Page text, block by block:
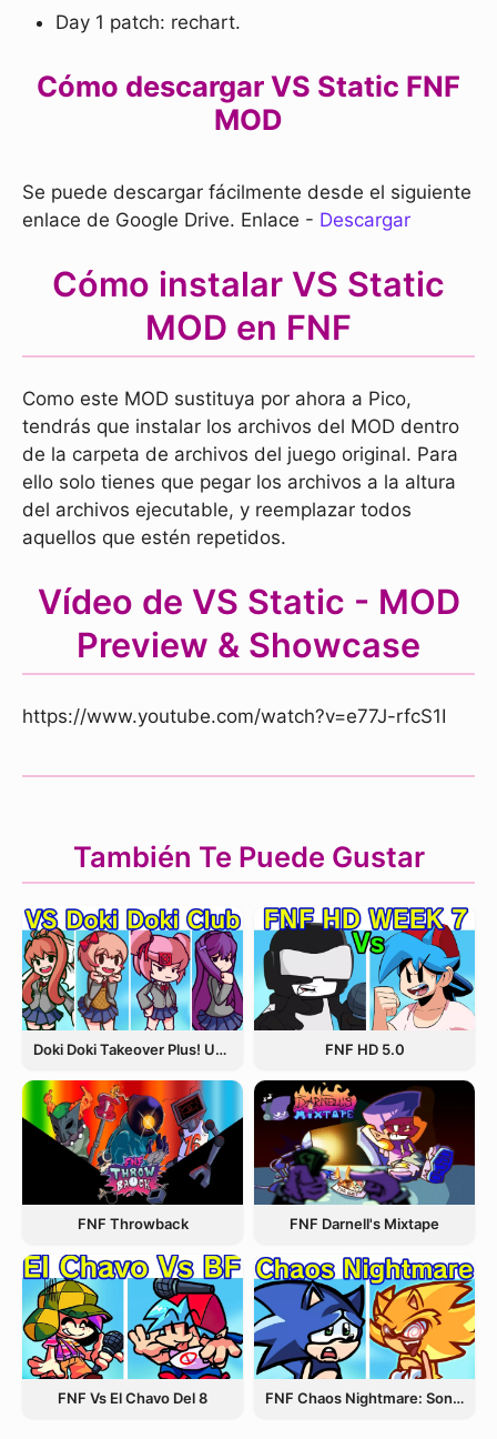
Day 1 patch: rechart.
Cómo descargar VS Static FNF
MOD
Se puede descargar fácilmente desde el siguiente
enlace de Google Drive. Enlace - Descargar
Cómo instalar VS Static
MOD en FNF
Como este MOD sustituya por ahora a Pico,
tendrás que instalar los archivos del MOD dentro
de la carpeta de archivos del juego original. Para
ello solo tienes que pegar los archivos a la altura
del archivos ejecutable, y reemplazar todos
aquellos que estén repetidos.
Vídeo de VS Static - MOD
Preview & Showcase
https://www.youtube.com/watch?v=e77J-rfcS1I
También Te Puede Gustar
Doki Doki Takeover Plus! Update 3.5 FNF HD 5.0
FNF Throwback FNF Darnell's Mixtape
FNF Vs El Chavo Del 8 FNF Chaos Nightmare: Sonic VS Fleetway